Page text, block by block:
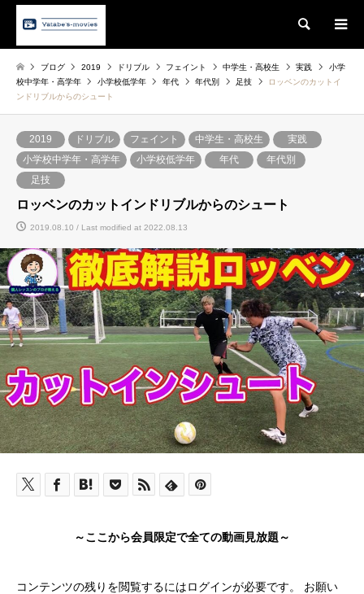
Search
ブログ 2019 ドリブル フェイント 中学生・高校生 実践
小学
校中学年・高学年
小学校低学年 年代 年代別 足技
ロッベンのカットイ
ンドリブルからのシュート
2019 ドリブル フェイント 中学生・高校生
実践
小学校中学年・高学年
小学校低学年 年代
年代別
足技
ロッベンのカットインドリブルからのシュート
2019.08.10 / Last modified at 2022.08.13
～ここから会員限定で全ての動画見放題～
コンテンツの残りを閲覧するにはログインが必要です。 お願い